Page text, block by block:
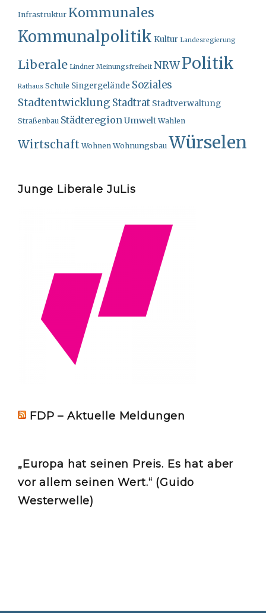
Infrastruktur Kommunales
Kommunalpolitik Kultur Landesregierung
Liberale Lindner Meinungsfreiheit NRWPolitik
Rathaus Schule Singergelände Soziales
Stadtentwicklung Stadtrat Stadtverwaltung
Straßenbau StädteregionUmwelt Wahlen
Wirtschaft Wohnen WohnungsbauWürselen
Junge Liberale JuLis
FDP – Aktuelle Meldungen
„Europa hat seinen Preis. Es hat aber
vor allem seinen Wert.“ (Guido
Westerwelle)